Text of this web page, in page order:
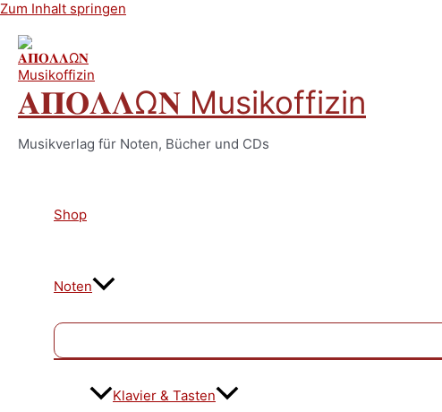
Zum Inhalt springen
𝚨𝚷𝚶𝚲𝚲Ω𝚴 Musikoffizin
Musikverlag für Noten, Bücher und CDs
Shop
Noten
Klavier & Tasten